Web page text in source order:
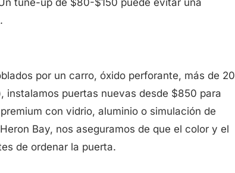
por un carro, óxido perforante, más de 20
instalamos puertas nuevas desde $850 para
con vidrio, aluminio o simulación de
Bay, nos aseguramos de que el color y el
de ordenar la puerta.